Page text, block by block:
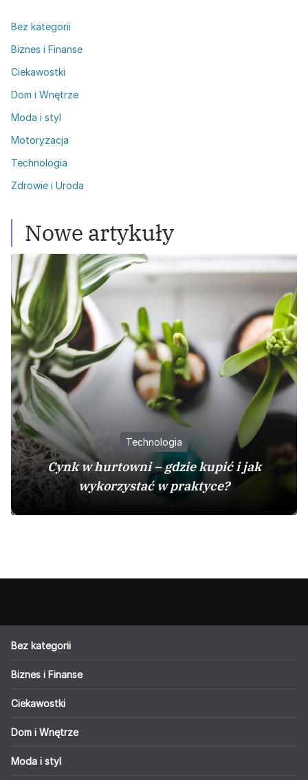
Bez kategorii
Biznes i Finanse
Ciekawostki
Dom i Wnętrze
Moda i styl
Motoryzacja
Technologia
Zdrowie i Uroda
Nowe artykuły
Technologia
Cynk w hurtowni – gdzie kupić i jak
wykorzystać w praktyce?
Bez kategorii
Biznes i Finanse
Ciekawostki
Dom i Wnętrze
Moda i styl